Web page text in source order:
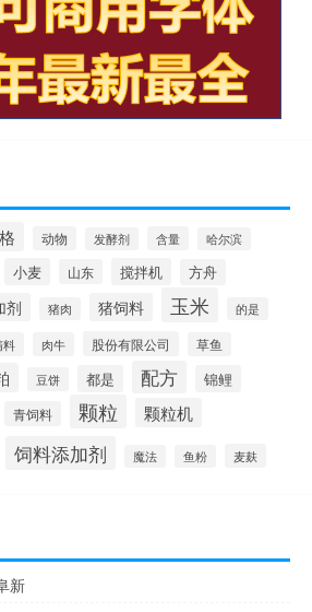
动物 发酵剂 含量 哈尔滨
小麦 山东 搅拌机 方舟
剂 猪肉 猪饲料 玉米 的是
料 肉牛 股份有限公司 草鱼
豆饼 都是 配方 锦鲤
青饲料 颗粒 颗粒机
饲料添加剂 魔法 鱼粉 麦麸
新